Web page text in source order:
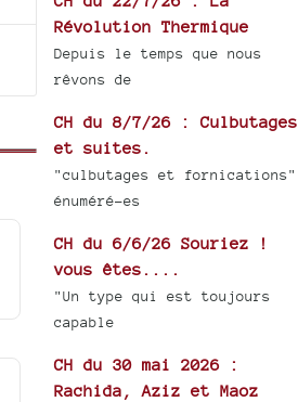
Révolution Thermique
Depuis le temps que nous
rêvons de
CH du 8/7/26 : Culbutages
et suites.
"culbutages et fornications"
énuméré-es
CH du 6/6/26 Souriez !
vous êtes....
"Un type qui est toujours
capable
CH du 30 mai 2026 :
Rachida, Aziz et Maoz